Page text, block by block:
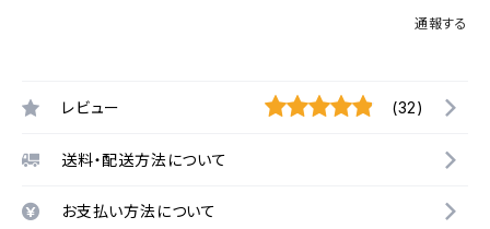
通報する
レビュー (32)
送料・配送方法について
お支払い方法について